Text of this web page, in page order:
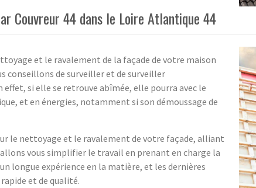
Couvreur 44 dans le Loire Atlantique 44
et le ravalement de la façade de votre maison
conseillons de surveiller et de surveiller
si elle se retrouve abîmée, elle pourra avec le
et en énergies, notamment si son démoussage de
le nettoyage et le ravalement de votre façade, alliant
vous simplifier le travail en prenant en charge la
longue expérience en la matière, et les dernières
et de qualité.